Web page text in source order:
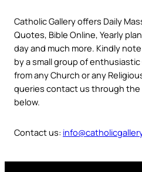
Catholic Gallery offers Daily
Quotes, Bible Online, Yearly
day and much more. Kindly
by a small group of
from any Church or any
queries contact us through the
below.
Contact us: